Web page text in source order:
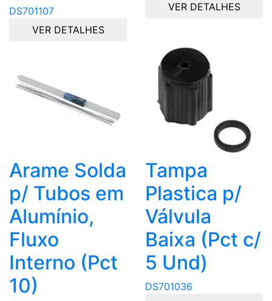
DS701107
VER DETALHES
VER DETALHES
Arame Solda
p/ Tubos em
Alumínio,
Fluxo
Interno (Pct
10)
Tampa
Plastica p/
Válvula
Baixa (Pct c/
5 Und)
DS701036